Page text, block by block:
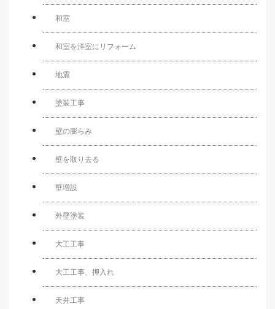
和室
和室を洋室にリフォーム
地震
塗装工事
壁の膨らみ
壁を取り去る
壁増設
外壁塗装
大工工事
大工工事、押入れ
天井工事